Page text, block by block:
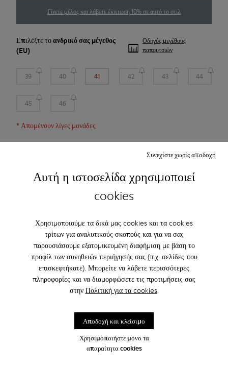
Αυτή η ιστοσελίδα χρησιμοποιεί
cookies
Χρησιμοποιούμε τα δικά μας cookies και τα cookies
τρίτων για αναλυτικούς σκοπούς και για να σας
παρουσιάσουμε εξατομικευμένη διαφήμιση με βάση το
προφίλ των συνηθειών περιήγησής σας (π.χ. σελίδες που
επισκεφτήκατε). Μπορείτε να λάβετε περισσότερες
πληροφορίες και να διαμορφώσετε τις προτιμήσεις σας
στην Πολιτική για τα cookies.
Χρησιμοποιήστε μόνο τα
απαραίτητα cookies
Συνεχίστε χωρίς αποδοχή
Αποδοχή και κλείσιμο
Γίνετε μέλος και λάβετε έκπτωση 10% σε αυτό το στιλ
Επιλέξτε τοανδρικό σας μέγεθος
(EU)
Οδηγός μεγέθους
παπουτσιών
39 40 41 42 43 44
45 46
*Απομένουν λίγες μονάδες
Προσθήκη στο καλάθι
Ελέγξτε το απόθεμα στο πλησιέστερο κατάστημα
Δωρεάν απλή αποστολή για αγορές άνω των 45€
Φροντίδα Προϊόντος
Family & Friends: Get 50% Off
Σωστά. Ως μέρος της κοινότητάς μας, θα απολαμβάνετε αποκλειστικά
προνόμια όπως εκπτώσεις, έγκαιρη πρόσβαση, προσκλήσεις σε
εκδηλώσεις και πολλά, πολλά άλλα.